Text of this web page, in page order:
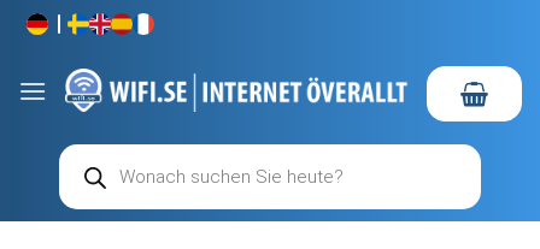
Zum
Inhalt
springen
Products
search